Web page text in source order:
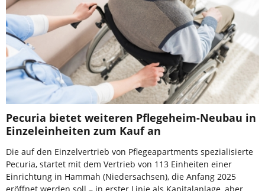
Pecuria bietet weiteren Pflegeheim-Neubau in
Einzeleinheiten zum Kauf an
Die auf den Einzelvertrieb von Pflegeapartments spezialisierte
Pecuria, startet mit dem Vertrieb von 113 Einheiten einer
Einrichtung in Hammah (Niedersachsen), die Anfang 2025